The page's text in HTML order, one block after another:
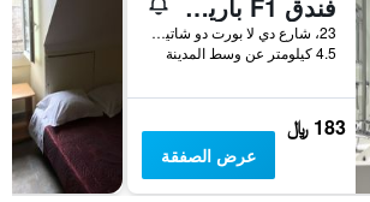
23، شارع دي لا بورت دو شاتيلون, باريس, فرنسا
4.5 كيلومتر عن وسط المدينة
183 ﷼
عرض الصفقة